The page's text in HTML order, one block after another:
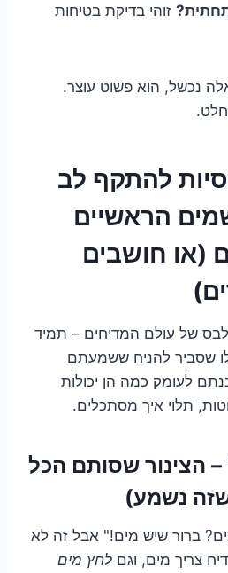
זוהי בדיקת בטיחות
נכשל, הוא פשוט עוצר.
להתקף לב
הראשיים
(או חושבים
של עולם המדיחים – תמיד
שסביר להניח ששמעתם
לעומק כמה הן יכולות
תלוי איך מסתכלים.
הצינור שסותם הכל
נשמע)
ברור שיש מים!" אבל זה לא
צריך מים, וגם לחץ מים